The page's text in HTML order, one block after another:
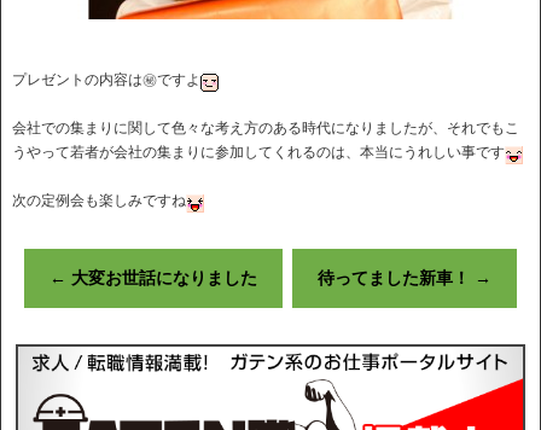
プレゼントの内容は㊙ですよ
会社での集まりに関して色々な考え方のある時代になりましたが、それでもこ
うやって若者が会社の集まりに参加してくれるのは、本当にうれしい事です
次の定例会も楽しみですね
← 大変お世話になりました 待ってました新車！ →